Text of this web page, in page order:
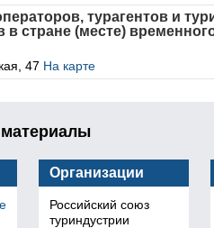
турагентов и
в стране (месте)
47 На карте
Организации
Российский союз
туриндустрии